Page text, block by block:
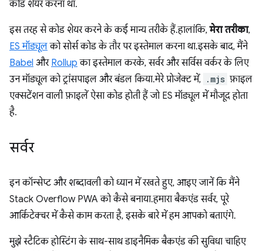
कोड शेयर करना था.
इस तरह से कोड शेयर करने के कई मान्य तरीके हैं. हालांकि,मेरा तरीका,
ES मॉड्यूलको सोर्स कोड के तौर पर इस्तेमाल करना था. इसके बाद, मैंने
Babel और Rollup का इस्तेमाल करके, सर्वर और सर्विस वर्कर के लिए
उन मॉड्यूल को ट्रांसपाइल और बंडल किया. मेरे प्रोजेक्ट में, .mjs फ़ाइल
एक्सटेंशन वाली फ़ाइलें ऐसा कोड होती हैं जो ES मॉड्यूल में मौजूद होता
है.
सर्वर
इन कॉन्सेप्ट और शब्दावली को ध्यान में रखते हुए, आइए जानें कि मैंने
Stack Overflow PWA को कैसे बनाया. हमारा बैकएंड सर्वर, पूरे
आर्किटेक्चर में कैसे काम करता है, इसके बारे में हम आपको बताएंगे.
मुझे स्टैटिक होस्टिंग के साथ-साथ डाइनैमिक बैकएंड की सुविधा चाहिए